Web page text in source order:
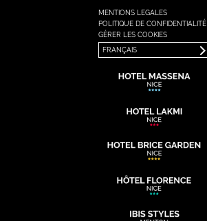
MENTIONS LEGALES
POLITIQUE DE CONFIDENTIALITÉ
GÉRER LES COOKIES
FRANÇAIS
FRANÇAIS
ENGLISH